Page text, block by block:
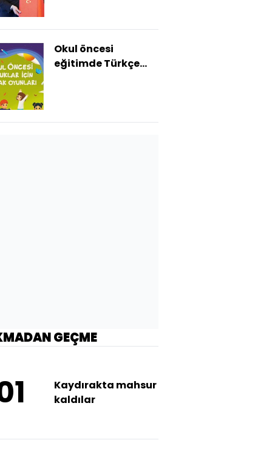
Okul öncesi
eğitimde Türkçe
hazırlandı
GEÇME
Kaydırakta mahsur
kaldılar